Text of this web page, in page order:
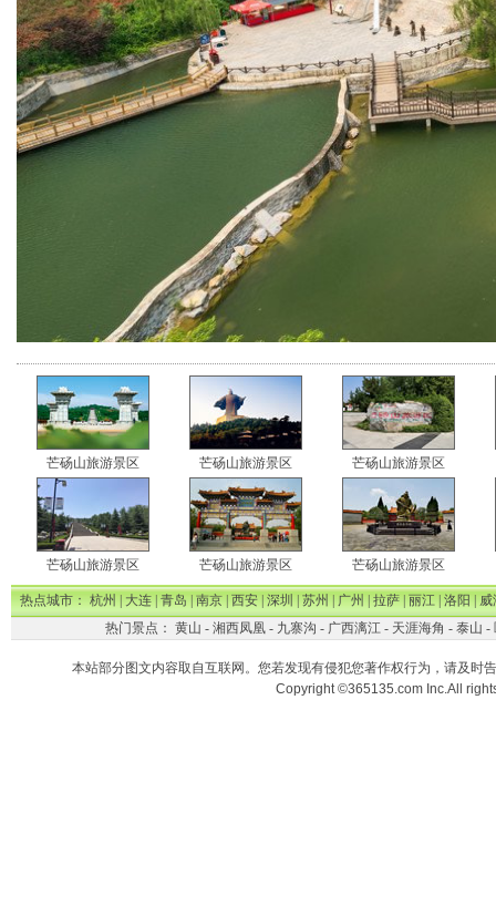
芒砀山旅游景区 芒砀山旅游景区 芒砀山旅游景区
芒砀山旅游景区 芒砀山旅游景区 芒砀山旅游景区
热点城市：杭州|大连|青岛|南京|西安|深圳|苏州|广州|拉萨|丽江|洛阳|威
热门景点： 黄山 - 湘西凤凰- 九寨沟 - 广西漓江- 天涯海角 - 泰山 -
本站部分图文内容取自互联网。您若发现有侵犯您著作权行为，请及时
Copyright ©365135.com Inc.All